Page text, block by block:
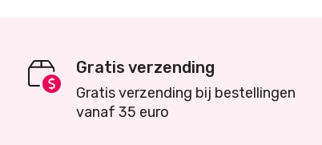
Gratis verzending
Gratis verzending bij bestellingen
vanaf 35 euro